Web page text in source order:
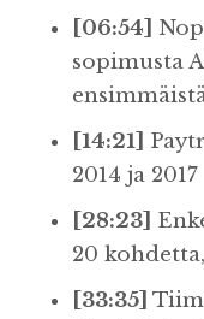
[06:54]
sopimusta
[14:21]
2014 ja 2017
[28:23]
20
[33:35]